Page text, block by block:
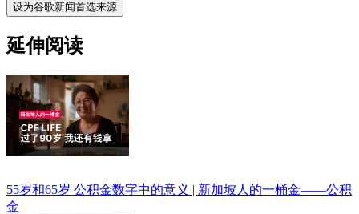
设为谷歌新闻首选来源
延伸阅读
55岁和65岁 公积金数字中的意义 | 新加坡人的一桶金——公积
金